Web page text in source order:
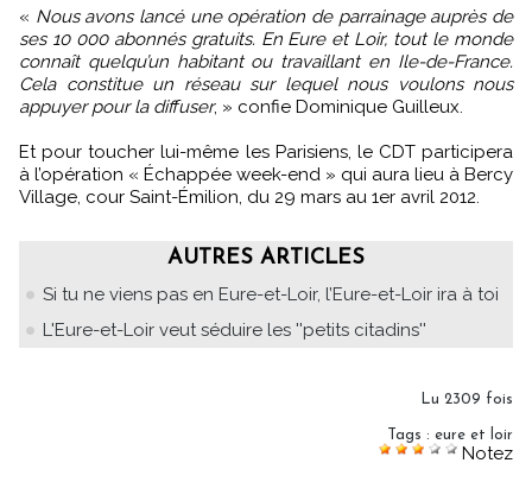
« Nous avons lancé une opération de parrainage auprès de
ses 10 000 abonnés gratuits. En Eure et Loir, tout le monde
connaît quelqu’un habitant ou travaillant en Ile-de-France.
Cela constitue un réseau sur lequel nous voulons nous
appuyer pour la diffuser, » confie Dominique Guilleux.
Et pour toucher lui-même les Parisiens, le CDT participera
à l’opération « Échappée week-end » qui aura lieu à Bercy
Village, cour Saint-Émilion, du 29 mars au 1er avril 2012.
AUTRES ARTICLES
Si tu ne viens pas en Eure-et-Loir, l’Eure-et-Loir ira à toi
L'Eure-et-Loir veut séduire les ''petits citadins''
Lu 2309 fois
Tags : eure et loir
Notez